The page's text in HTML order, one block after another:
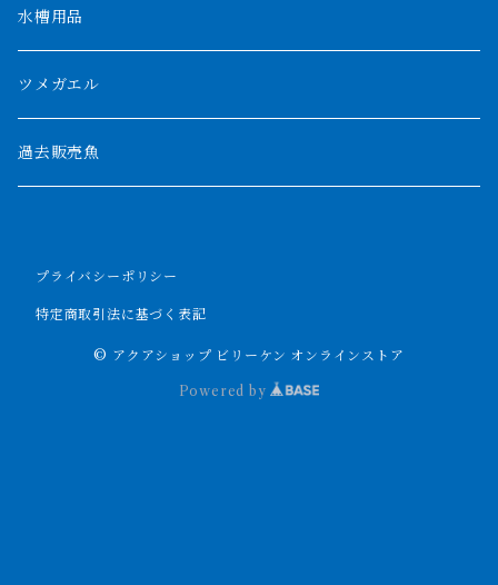
ザイールグリーン
パルマス
ポーリー
セネガルス
ナイル川
ブリードポリプ
エンドリケリー
1500mm
1800mm
2000mm以上
水槽用品
ツメガエル
過去販売魚
プライバシーポリシー
特定商取引法に基づく表記
© アクアショップ ビリーケン オンラインストア
Powered by